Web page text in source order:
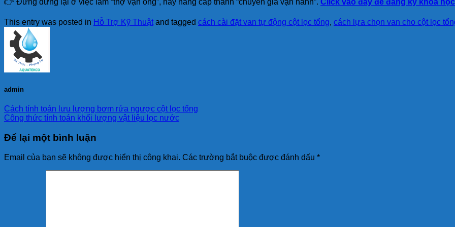
👉 Đừng dừng lại ở việc làm “thợ vặn ống”, hãy nâng cấp thành “chuyên gia vận hành”. Click vào đây để đăng ký khóa
This entry was posted in Hỗ Trợ Kỹ Thuật and tagged cách cài đặt van tự động cột lọc tổng, cách lựa chọn van cho cột lọc
admin
Cách tính toán lưu lượng bơm rửa ngược cột lọc tổng
Công thức tính toán khối lượng vật liệu lọc nước
Để lại một bình luận
Email của bạn sẽ không được hiển thị công khai. Các trường bắt buộc được đánh dấu *